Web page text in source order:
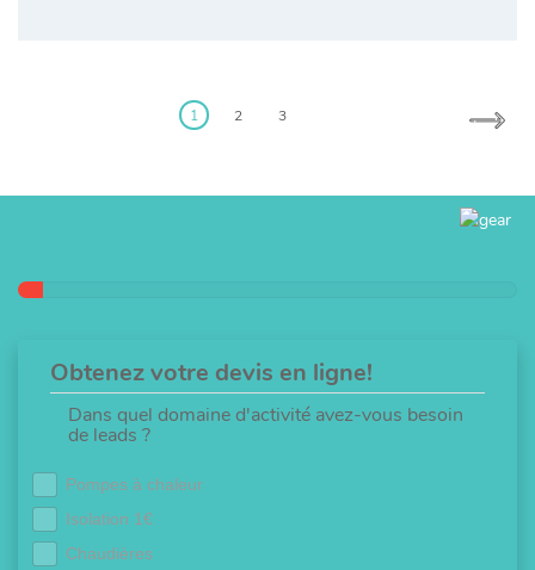
1 2 3
Obtenez votre devis en ligne!
Dans quel domaine d'activité avez-vous besoin
de leads ?
Pompes à chaleur
Isolation 1€
Chaudières